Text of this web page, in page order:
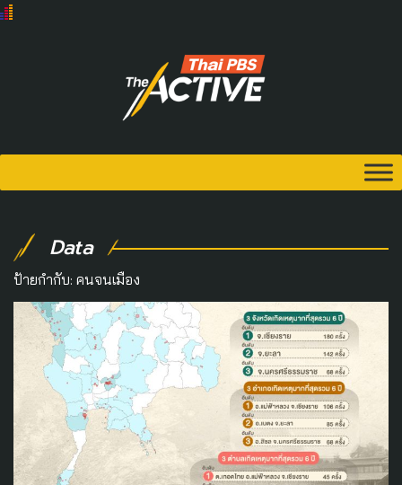
Data
ป้ายกำกับ: คนจนเมือง